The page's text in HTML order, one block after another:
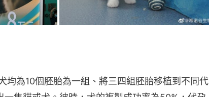
均為10個胚胎為一組、將三四組胚胎移植到不同代